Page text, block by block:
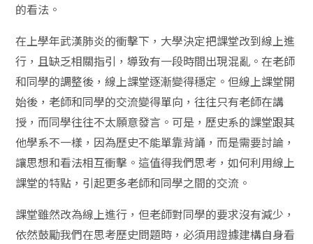
的看法。
在上學年武漢肺炎的衝擊下，大學決定把課堂改到線上進
行，且缺乏相關指引，導致有一段時間出現混亂。在老師
和同學的調整後，線上課堂逐漸變得穩定。但線上課堂開
始後，老師和同學的交流變得單向，往往只有老師在講
授，而同學往往不太願意發言。可是，歷史系的課堂跟其
他學系不一樣，因為歷史不能單靠背誦，而是需要討論，
讓思想和看法相互衝擊。這值得我們思考，如何利用線上
課堂的特點，引起更多老師和同學之間的交流。
課堂雖然改為線上進行，但老師對同學的要求沒有減少，
依然鼓勵我們在思考歷史問題時，必須用證據建構自身看